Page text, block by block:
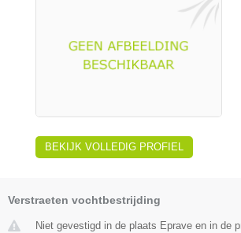
BEKIJK VOLLEDIG PROFIEL
Verstraeten vochtbestrijding
Niet gevestigd in de plaats Eprave en in de